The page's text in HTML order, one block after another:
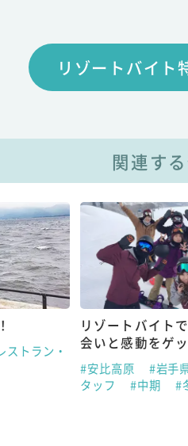
リゾートバイト
関連す
ストラン・
リゾートバイト
会いと感動をゲッ
#安比高原 #岩手
タッフ
#中期 #